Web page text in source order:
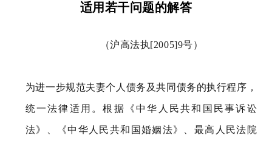
适用若干问题的解答
（沪高法执[2005]9号）
为进一步规范夫妻个人债务及共同债务的执行程序，
统一法律适用。根据《中华人民共和国民事诉讼
法》、《中华人民共和国婚姻法》、最高人民法院